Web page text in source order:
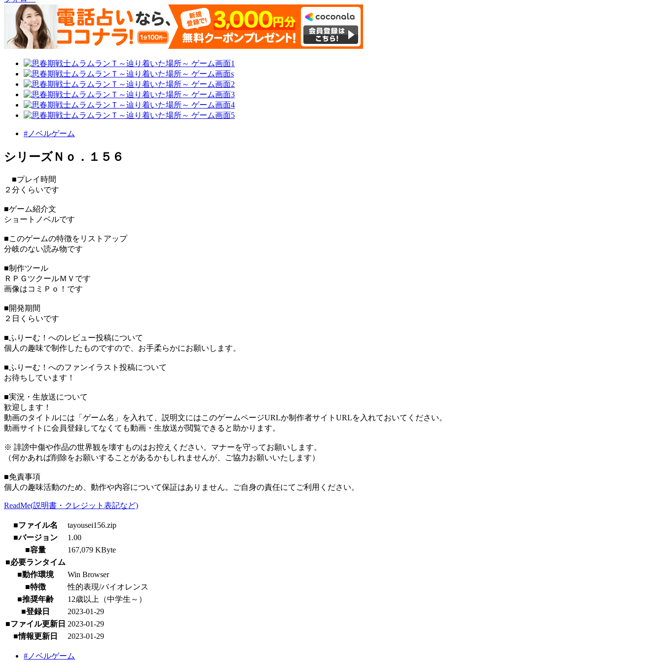
#ノベルゲーム
シリーズＮｏ．１５６
■プレイ時間
２分くらいです
■ゲーム紹介文
ショートノベルです
■このゲームの特徴をリストアップ
分岐のない読み物です
■制作ツール
ＲＰＧツクールＭＶです
画像はコミＰｏ！です
■開発期間
２日くらいです
■ふりーむ！へのレビュー投稿について
個人の趣味で制作したものですので、お手柔らかにお願いします。
■ふりーむ！へのファンイラスト投稿について
お待ちしています！
■実況・生放送について
歓迎します！
動画のタイトルには「ゲーム名」を入れて、説明文にはこのゲームページURLか制作者サイトURLを入れておいてください。
動画サイトに会員登録してなくても動画・生放送が閲覧できると助かります。
※ 誹謗中傷や作品の世界観を壊すものはお控えください。マナーを守ってお願いします。
（何かあれば削除をお願いすることがあるかもしれませんが、ご協力お願いいたします）
■免責事項
個人の趣味活動のため、動作や内容について保証はありません。ご自身の責任にてご利用ください。
ReadMe(説明書・クレジット表記など)
■ファイル名
tayousei156.zip
■バージョン
1.00
■容量
167,079 KByte
■必要ランタイム
■動作環境
Win Browser
■特徴
性的表現/バイオレンス
■推奨年齢
12歳以上（中学生～）
■登録日
2023-01-29
■ファイル更新日 2023-01-29
■情報更新日
2023-01-29
#ノベルゲーム